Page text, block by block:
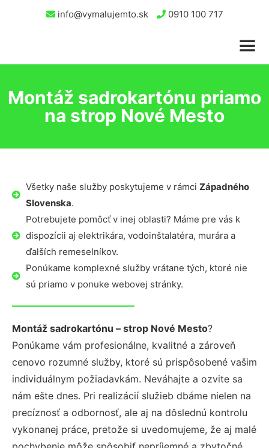
info@vymalujemto.sk 0910 100 717
Montáž sadrokartónu priamo
na strop Nové Mesto
Všetky naše služby poskytujeme v rámci Západného
Slovenska.
Potrebujete pomôcť v inej oblasti? Máme pre vás k
dispozícii aj elektrikára, vodoinštalatéra, murára a
ďalších remeselníkov.
Ponúkame komplexné služby vrátane tých, ktoré nie
sú priamo v ponuke webovej stránky.
Montáž sadrokartónu – strop Nové Mesto?
Ponúkame vám profesionálne, kvalitné a zároveň
cenovo rozumné služby, ktoré sú prispôsobené vašim
individuálnym požiadavkám. Neváhajte a ozvite sa
nám ešte dnes. Pri realizácií služieb dbáme nielen na
precíznosť a odbornosť, ale aj na dôslednú kontrolu
vykonanej práce, pretože si uvedomujeme, že aj malé